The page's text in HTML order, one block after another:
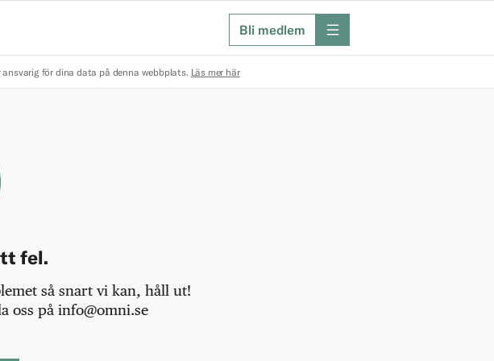
Bli medlem meny
för dina data på denna webbplats. Läs mer här
fel.
så snart vi kan, håll ut!
oss på info@omni.se